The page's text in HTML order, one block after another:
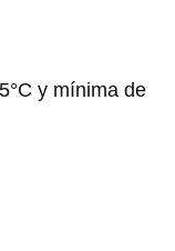
y mínima de